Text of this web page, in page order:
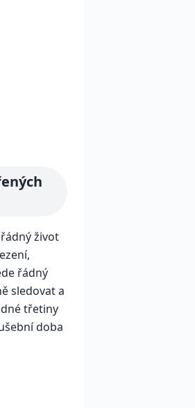
život
řádný
sledovat a
třetiny
doba